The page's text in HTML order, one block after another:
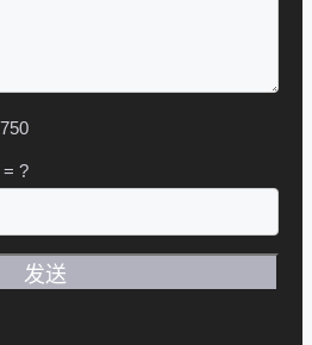
750
= ?